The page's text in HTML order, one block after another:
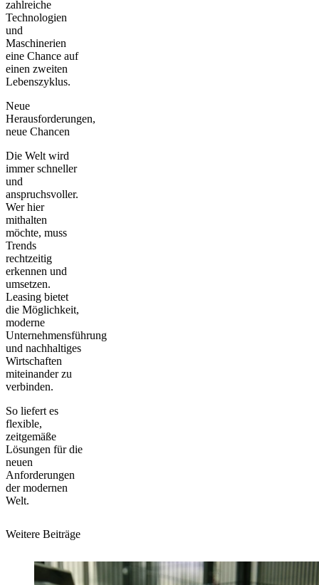
zahlreiche
Technologien
und
Maschinerien
eine Chance auf
einen zweiten
Lebenszyklus.
Neue
Herausforderungen,
neue Chancen
Die Welt wird
immer schneller
und
anspruchsvoller.
Wer hier
mithalten
möchte, muss
Trends
rechtzeitig
erkennen und
umsetzen.
Leasing bietet
die Möglichkeit,
moderne
Unternehmensführung
und nachhaltiges
Wirtschaften
miteinander zu
verbinden.
So liefert es
flexible,
zeitgemäße
Lösungen für die
neuen
Anforderungen
der modernen
Welt.
Weitere Beiträge